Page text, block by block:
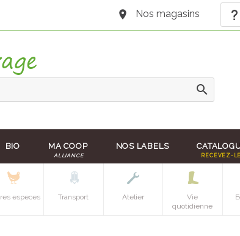
Nos magasins
BIO MA COOP
ALLIANCE
NOS LABELS
RECEVEZ-
especes Transport Atelier
Vie
quotidienne